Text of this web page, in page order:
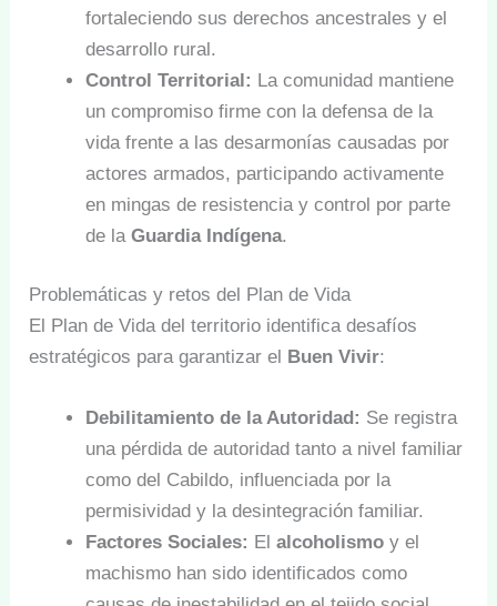
fortaleciendo sus derechos ancestrales y el
desarrollo rural.
Control Territorial: La comunidad mantiene
un compromiso firme con la defensa de la
vida frente a las desarmonías causadas por
actores armados, participando activamente
en mingas de resistencia y control por parte
de laGuardia Indígena.
Problemáticas y retos del Plan de Vida
El Plan de Vida del territorio identifica desafíos
estratégicos para garantizar el
Buen Vivir:
Debilitamiento de la Autoridad: Se registra
una pérdida de autoridad tanto a nivel familiar
como del Cabildo, influenciada por la
permisividad y la desintegración familiar.
Factores Sociales: Elalcoholismo y el
machismo han sido identificados como